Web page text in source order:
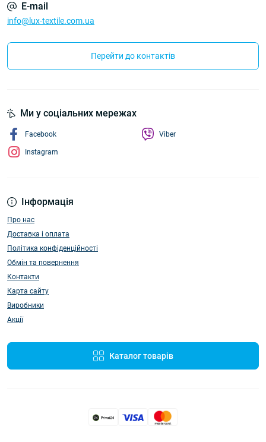
E-mail
info@lux-textile.com.ua
Перейти до контактів
Інформація
Про нас
Доставка і оплата
Політика конфіденційності
Обмін та повернення
Контакти
Карта сайту
Виробники
Акції
Каталог товарів
Ми у соціальних мережах
Facebook
Instagram
Viber